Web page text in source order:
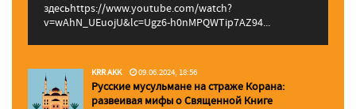
здесьhttps://www.youtube.com/watch?
v=wAhN_UEuojU&lc=Ugz6-h0nMPQWTip7AZ94...
KRR AKK 09.06.2024, 18:56
Русские мусульмане на страже Корана:
pазвеивая мифы о Священной Книге